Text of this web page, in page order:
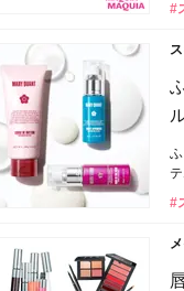
#
#